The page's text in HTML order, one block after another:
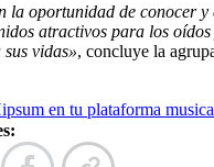
la oportunidad de conocer
atractivos para los
vidas», concluye la
en tu plataforma